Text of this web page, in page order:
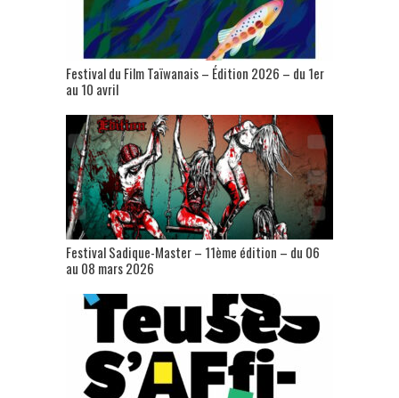
Festival du Film Taïwanais – Édition 2026 – du 1er
au 10 avril
Festival Sadique-Master – 11ème édition – du 06
au 08 mars 2026